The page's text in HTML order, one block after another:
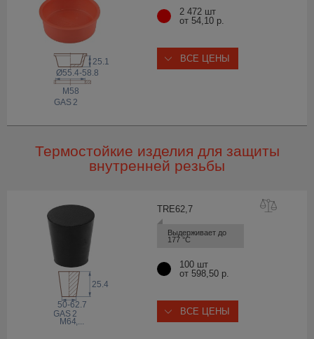
Ø55.4-58.8
GAS 2
M58
25.1
2 472 шт
от 54,10 р.
ВСЕ ЦЕНЫ
Термостойкие изделия для защиты
внутренней резьбы
TRE62,7
Выдерживает до
177 °С
25.4
GAS 2
50-62.7
M64,...
100 шт
от 598,50 р.
ВСЕ ЦЕНЫ